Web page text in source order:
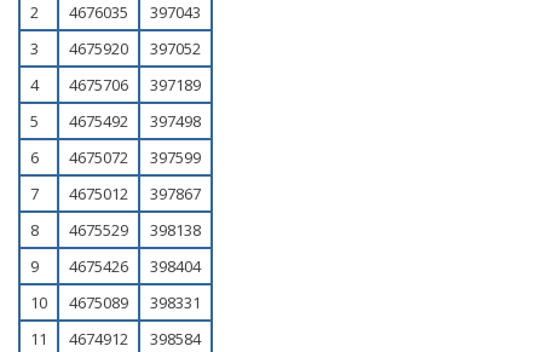
ДРУГИ
ТЪРГОВЕ
2
4676035
397043
3
4675920
397052
4
4675706
397189
5
4675492
397498
6
4675072
397599
7
4675012
397867
8
4675529
398138
9
4675426
398404
10
4675089
398331
11
4674912
398584